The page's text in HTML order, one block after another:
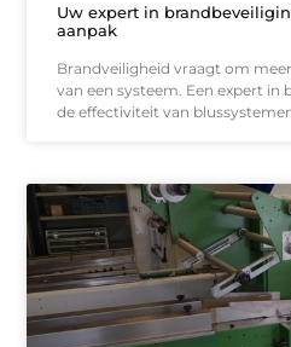
Uw expert in
aanpak
Brandveiligheid vraagt om
van een systeem. Een expert
de effectiviteit van